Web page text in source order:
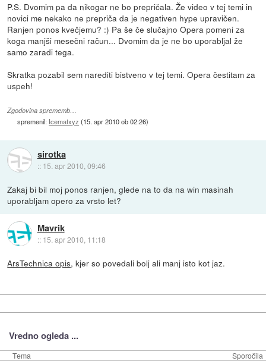
P.S. Dvomim pa da nikogar ne bo prepričala. Že video v tej temi in
novici me nekako ne prepriča da je negativen hype upravičen.
Ranjen ponos kvečjemu? :) Pa še če slučajno Opera pomeni za
koga manjši mesečni račun... Dvomim da je ne bo uporabljal že
samo zaradi tega.
Skratka pozabil sem narediti bistveno v tej temi. Opera čestitam za
uspeh!
Zgodovina sprememb…
spremenil: Icematxyz (15. apr 2010 ob 02:26)
sirotka
:: 15. apr 2010, 09:46
Zakaj bi bil moj ponos ranjen, glede na to da na win masinah
uporabljam opero za vrsto let?
Mavrik
:: 15. apr 2010, 11:18
ArsTechnica opis, kjer so povedali bolj ali manj isto kot jaz.
Vredno ogleda ...
Tema Sporočila